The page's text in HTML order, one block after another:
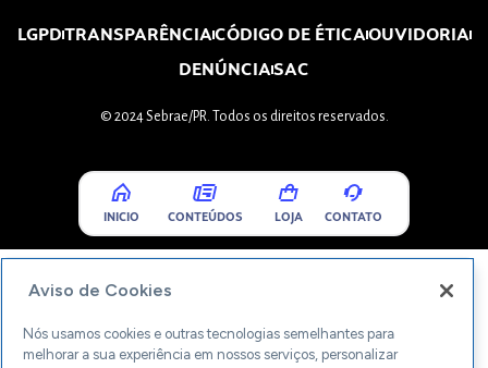
LGPDTRANSPARÊNCIACÓDIGO DE ÉTICAOUVIDORIA
DENÚNCIASAC
© 2024 Sebrae/PR. Todos os direitos reservados.
INICIO CONTEÚDOS LOJA CONTATO
Aviso de Cookies
Nós usamos cookies e outras tecnologias semelhantes para
melhorar a sua experiência em nossos serviços, personalizar